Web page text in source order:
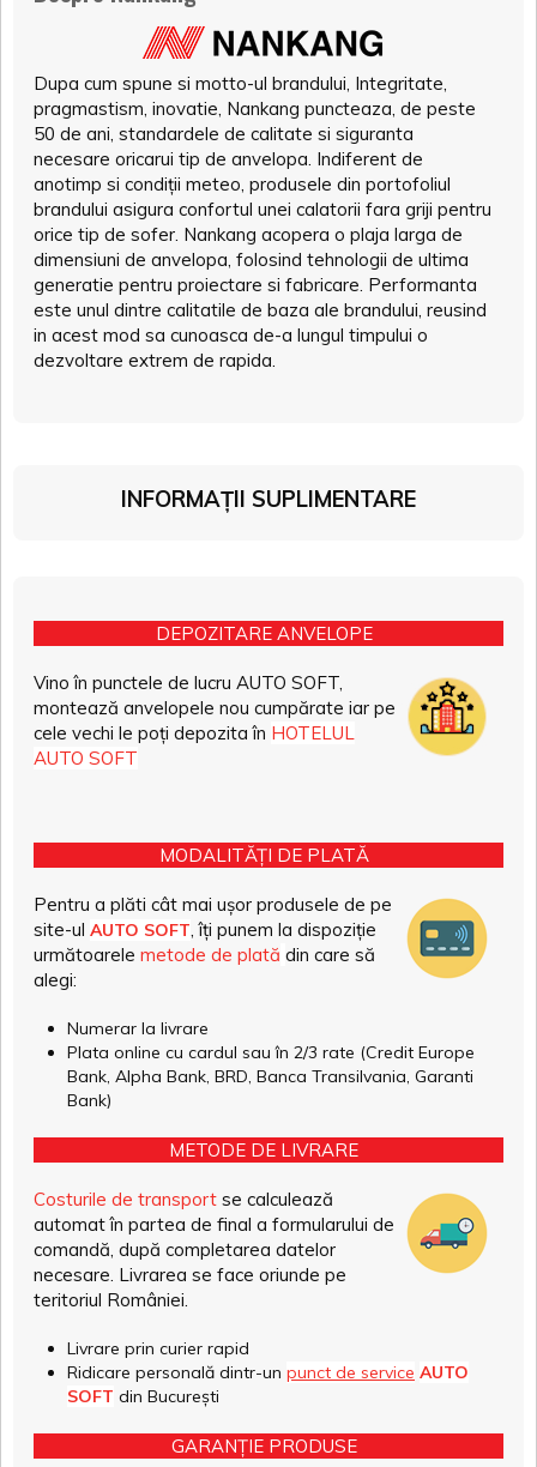
Dupa cum spune si motto-ul brandului, Integritate,
pragmastism, inovatie, Nankang puncteaza, de peste
50 de ani, standardele de calitate si siguranta
necesare oricarui tip de anvelopa. Indiferent de
anotimp si condiții meteo, produsele din portofoliul
brandului asigura confortul unei calatorii fara griji pentru
orice tip de sofer. Nankang acopera o plaja larga de
dimensiuni de anvelopa, folosind tehnologii de ultima
generatie pentru proiectare si fabricare. Performanta
este unul dintre calitatile de baza ale brandului, reusind
in acest mod sa cunoasca de-a lungul timpului o
dezvoltare extrem de rapida.
INFORMAȚII SUPLIMENTARE
DEPOZITARE ANVELOPE
Vino în punctele de lucru AUTO SOFT,
montează anvelopele nou cumpărate iar pe
cele vechi le poți depozita în HOTELUL
AUTO SOFT
MODALITĂȚI DE PLATĂ
Pentru a plăti cât mai ușor produsele de pe
site-ul AUTO SOFT , îți punem la dispoziție
următoarele metode de plată din care să
alegi:
Numerar la livrare
Plata online cu cardul sau în 2/3 rate (Credit Europe
Bank, Alpha Bank, BRD, Banca Transilvania, Garanti
Bank)
METODE DE LIVRARE
Costurile de transport se calculează
automat în partea de final a formularului de
comandă, după completarea datelor
necesare. Livrarea se face oriunde pe
teritoriul României.
Livrare prin curier rapid
Ridicare personală dintr-un punct de service AUTO
SOFT din București
GARANȚIE PRODUSE